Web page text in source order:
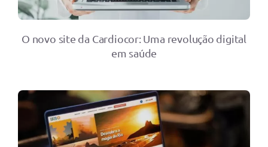
O novo site da Cardiocor: Uma revolução digital
em saúde